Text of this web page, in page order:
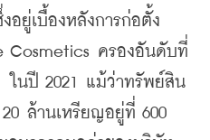
งอยู่เบื้องหลังการก่อตั้ง
Cosmetics ครองอันดับที่
ในปี 2021 แม้ว่าทรัพย์สิน
20 ล้านเหรียญอยู่ที่